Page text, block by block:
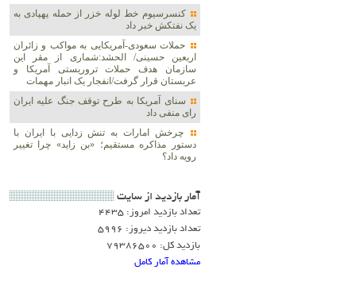
کنسرسیوم خط لوله خزر از حمله پهپادی به
یک نفتکش خبر داد
حملات سعودی-آمریکایی به مواکب و زائران
اربعین حسینی/ الحشد:شماری از مقر این
سازمان هدف حملات تروریستی آمریکا و
عربستان قرار گرفت/انفجار یک انبار مهمات
سنای آمریکا به طرح توقف جنگ علیه ایران
رای منفی داد
چرخش امارات به تنش زدایی با ایران با
دستور مذاکره مستقیم؛ «بن زاید» چرا تغییر
رویه داد؟
آمار بازديد از سايت
تعداد بازدید امروز: 4435
تعداد بازدید دیروز: 5996
بازدید کل: 79386500
مشاهده آمار کامل